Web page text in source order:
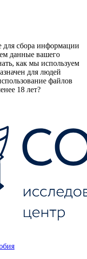
сбора информации
данные вашего
как мы используем
для людей
файлов
18 лет?